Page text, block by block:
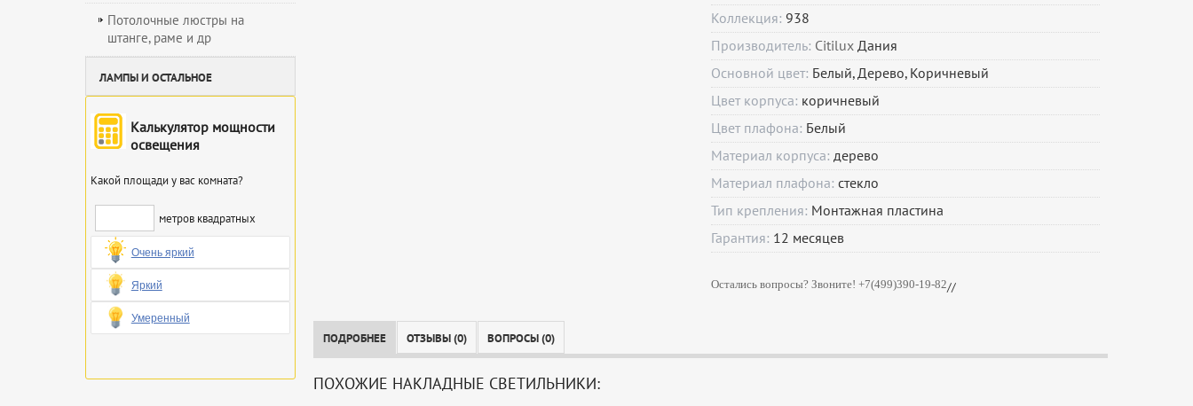
Потолочные люстры на
штанге, раме и др
ЛАМПЫ И ОСТАЛЬНОЕ
Калькулятор мощности
освещения
Какой площади у вас комната?
метров квадратных
Очень яркий
Яркий
Умеренный
Коллекция: 938
Производитель: CitiluxДания
Основной цвет: Белый, Дерево, Коричневый
Цвет корпуса: коричневый
Цвет плафона: Белый
Материал корпуса: дерево
Материал плафона: стекло
Тип крепления: Монтажная пластина
Гарантия: 12 месяцев
Остались вопросы? Звоните! +7(499)390-19-82//
ПОДРОБНЕЕ ОТЗЫВЫ (0) ВОПРОСЫ (0)
ПОХОЖИЕ НАКЛАДНЫЕ СВЕТИЛЬНИКИ: